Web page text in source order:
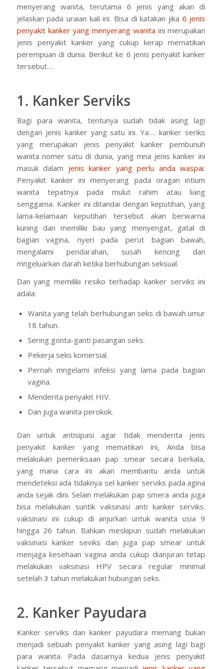
menyerang wanita, terutama 6 jenis yang akan di
jelaskan pada uraian kali ini. Bisa di katakan jika 6 jenis
penyakit kanker yang menyerang wanita ini merupakan
jenis penyakit kanker yang cukup kerap mematikan
perempuan di dunia. Berikut ke 6 jenis penyakit kanker
tersebut…
1. Kanker Serviks
Bagi para wanita, tentunya sudah tidak asing lagi
dengan jenis kanker yang satu ini. Ya…. kanker seriks
yang merupakan jenis penyakit kanker pembunuh
wanita nomer satu di dunia, yang mna jenis kanker ini
masuk dalam jenis kanker yang perlu anda waspai.
Penyakit kanker ini menyerang pada oragan intium
wanita tepatnya pada mulut rahim atau liang
senggama. Kanker ini ditandai dengan keputihan, yang
lama-kelamaan keputihan tersebut akan berwarna
kuning dan memiliki bau yang menyengat, gatal di
bagian vagina, nyeri pada perut bagian bawah,
mengalami pendarahan, susah kencing dan
mngeluarkan darah ketika berhubungan seksual.
Dan yang memiliki resiko terhadap kanker serviks ini
adala:
Wanita yang telah berhubungan seks di bawah umur
18 tahun.
Sering gonta-ganti pasangan seks.
Pekerja seks komersial.
Pernah mngelami infeksi yang lama pada bagian
vagina.
Menderita penyakit HIV.
Dan juga wanita perokok.
Dan untuk antisipasi agar tidak menderita jenis
penyakit kanker yang mematikan ini, Anda bisa
melakukan pemeriksaan pap smear secara berkala,
yang mana cara ini akan membantu anda untuk
mendeteksi ada tidaknya sel kanker serviks pada agina
anda sejak dini. Selain melakukan pap smera anda juga
bisa melakukan suntik vaksinasi anti kanker serviks.
vaksinasi ini cukup di anjurkan untuk wanita usia 9
hingga 26 tahun. Bahkan meskipun sudah melakukan
vaksinasi kanker seviks dan juga pap smear untuk
menjaga kesehaan vagina anda cukup dianjuran tetap
melakukan vaksinasi HPV secara regular minimal
setelah 3 tahun melakukan hubungan seks.
2. Kanker Payudara
Kanker serviks dan kanker payudara memang bukan
menjadi sebuah penyakit kanker yang asing lagi bagi
para wanita. Pada dasarnya kedua jenis penyakit